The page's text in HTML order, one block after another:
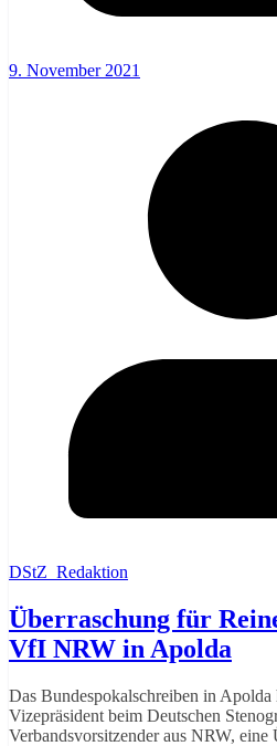
9. November 2021
DStZ_Redaktion
Überraschung für
VfI NRW in Apolda
Das Bundespokalschreiben in
Vizepräsident beim Deutschen
Verbandsvorsitzender aus NRW, eine